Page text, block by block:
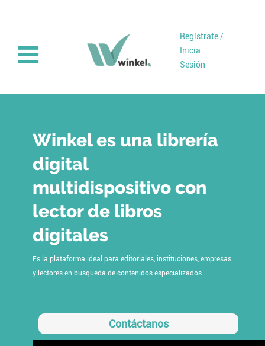
Regístrate /
Inicia
Sesión
Winkel es una librería
digital
multidispositivo con
lector de libros
digitales
Es la plataforma ideal para editoriales, instituciones, empresas
y lectores en búsqueda de contenidos especializados.